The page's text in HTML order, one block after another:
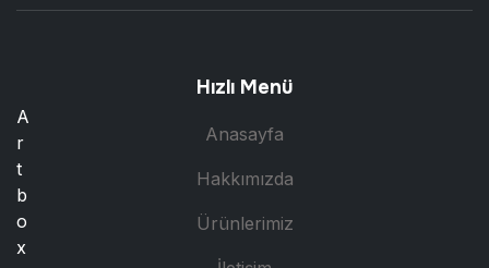
A
r
t
b
o
x
Hızlı Menü
Anasayfa
Hakkımızda
Ürünlerimiz